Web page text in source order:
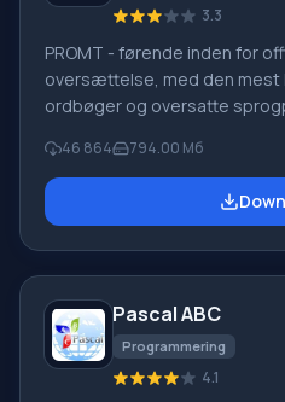
3.3
PROMT - førende inden for
oversættelse, med den mest
ordbøger og oversatte
oversættelsessystemer til
virksomheder. PROMT-
enhver tekst ved hjælp af
udenlandsk firma
46 864 794.00 Мб
Pascal ABC
Programmering
4.1